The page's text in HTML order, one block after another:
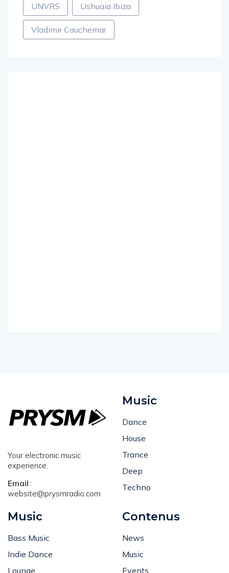
UNVRS Ushuaia Ibiza
Vladimir Cauchemar
Your electronic music
Email:
Deep